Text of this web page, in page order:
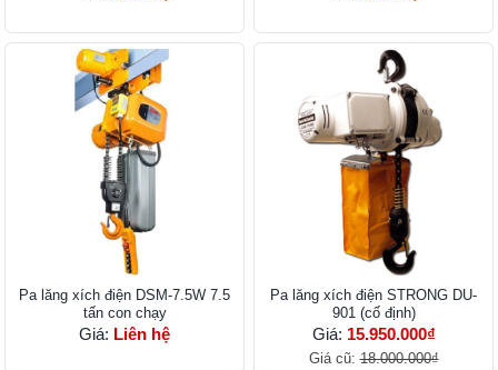
Pa lăng xích điện DSM-7.5W 7.5
tấn con chạy
Giá: Liên hệ
Pa lăng xích điện STRONG DU-
901 (cố định)
Giá: 15.950.000₫
Giá cũ:18.000.000₫